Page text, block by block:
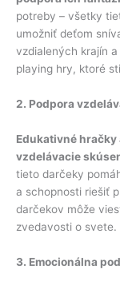
potreby – všetky
umožniť deťom
vzdialených krajín
playing hry, ktoré
2. Podpora
Edukativné
vzdelávacie
tieto darčeky
a schopnosti riešiť
darčekov môže
zvedavosti o svete.
3. Emocionálna